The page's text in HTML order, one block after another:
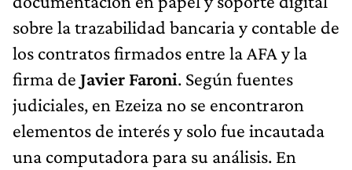
sobre la trazabilidad bancaria y contable de
los contratos firmados entre la AFA y la
firma de Javier Faroni. Según fuentes
judiciales, en Ezeiza no se encontraron
elementos de interés y solo fue incautada
una computadora para su análisis. En